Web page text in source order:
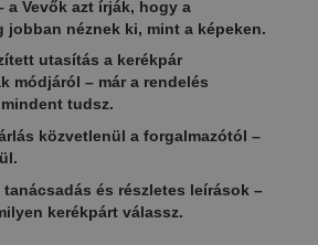
a Vevők azt írják, hogy a
jobban néznek ki, mint a képeken.
utasítás a kerékpár
módjáról – már a rendelés
tudsz.
közvetlenül a forgalmazótól –
és részletes leírások –
kerékpárt válassz.